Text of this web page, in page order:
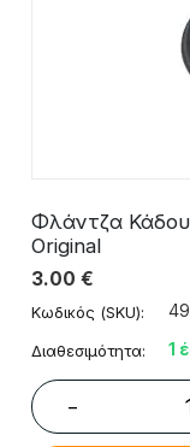
Φλάντζα Κάδου
Original
3.00 €
Κωδικός (SKU):
Διαθεσιμότητα: 1
−